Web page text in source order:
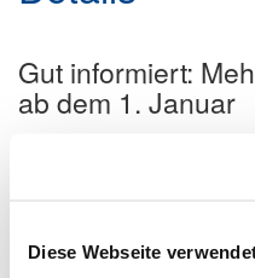
Diese Webseite
Gut informiert:
ab dem 1. Januar
Wenn ab 2026 7 % gelten